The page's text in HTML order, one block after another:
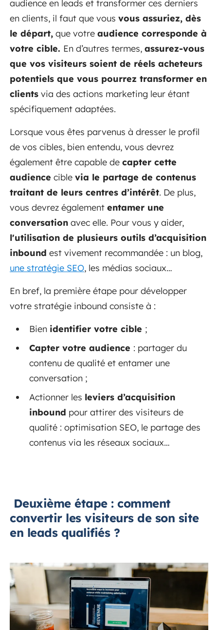
audience en leads et transformer ces derniers
en clients, il faut que vous vous assuriez, dès
le départ, que votre audience corresponde à
votre cible. En d’autres termes, assurez-vous
que vos visiteurs soient de réels acheteurs
potentiels que vous pourrez transformer en
clients via des actions marketing leur étant
spécifiquement adaptées.
Lorsque vous êtes parvenus à dresser le profil
de vos cibles, bien entendu, vous devrez
également être capable de capter cette
audience cible via le partage de contenus
traitant de leurs centres d’intérêt. De plus,
vous devrez également entamer une
conversation avec elle. Pour vous y aider,
l'utilisation de plusieurs outils d’acquisition
inbound est vivement recommandée : un blog,
une stratégie SEO, les médias sociaux…
En bref, la première étape pour développer
votre stratégie inbound consiste à :
Bien identifier votre cible ;
Capter votre audience : partager du
contenu de qualité et entamer une
conversation ;
Actionner les leviers d’acquisition
inbound pour attirer des visiteurs de
qualité : optimisation SEO, le partage des
contenus via les réseaux sociaux…
Deuxième étape : comment
convertir les visiteurs de son site
en leads qualifiés ?